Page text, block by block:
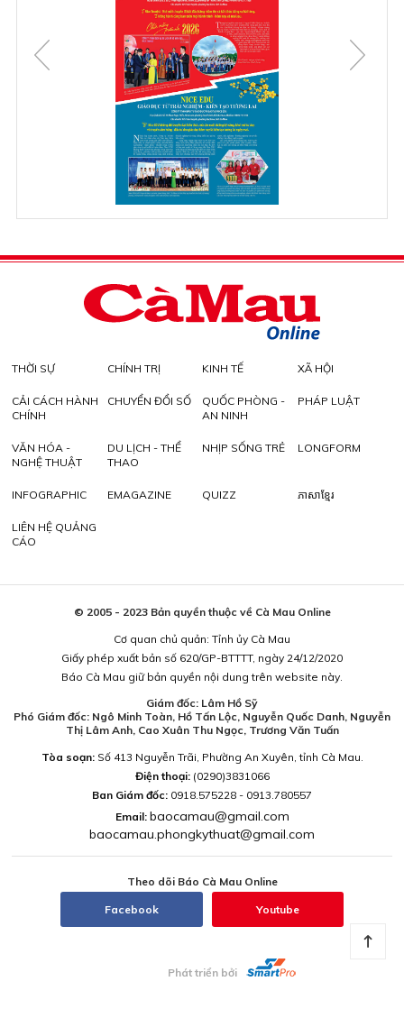
THỜI SỰ CHÍNH TRỊ KINH TẾ XÃ HỘI
CẢI CÁCH HÀNH
CHÍNH
CHUYỂN ĐỔI SỐ
QUỐC PHÒNG -
AN NINH
PHÁP LUẬT
VĂN HÓA -
NGHỆ THUẬT
DU LỊCH - THỂ
THAO
NHỊP SỐNG TRẺ LONGFORM
INFOGRAPHIC EMAGAZINE QUIZZ ភាសាខ្មែរ
LIÊN HỆ QUẢNG
CÁO
© 2005 - 2023 Bản quyền thuộc về Cà Mau Online
Cơ quan chủ quản: Tỉnh ủy Cà Mau
Giấy phép xuất bản số 620/GP-BTTTT, ngày 24/12/2020
Báo Cà Mau giữ bản quyền nội dung trên website này.
Giám đốc: Lâm Hồ Sỹ
Phó Giám đốc: Ngô Minh Toàn, Hồ Tấn Lộc, Nguyễn Quốc Danh, Nguyễn
Thị Lâm Anh, Cao Xuân Thu Ngọc, Trương Văn Tuấn
Tòa soạn:Số 413 Nguyễn Trãi, Phường An Xuyên, tỉnh Cà Mau.
Điện thoại: (0290)3831066
Ban Giám đốc: 0918.575228 - 0913.780557
Email: baocamau@gmail.com
baocamau.phongkythuat@gmail.com
Theo dõi Báo Cà Mau Online
Facebook Youtube
Phát triển bởi